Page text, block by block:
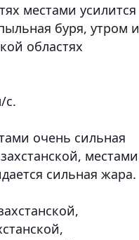
местами усилится
буря, утром и
областях
с.
очень сильная
местами
сильная жара.